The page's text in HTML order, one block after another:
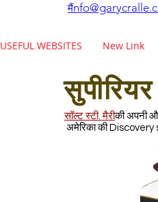
मैं
USEFUL WEBSITES New Link
सॉल्ट स्टी. मैरीकी अपनी और
अमेरिका की Discovery